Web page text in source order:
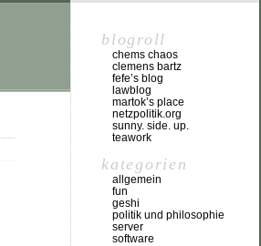
blogroll
chems chaos
clemens bartz
fefe’s blog
lawblog
martok’s place
netzpolitik.org
sunny. side. up.
teawork
kategorien
allgemein
fun
geshi
politik und philosophie
server
software